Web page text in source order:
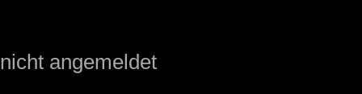
nicht angemeldet